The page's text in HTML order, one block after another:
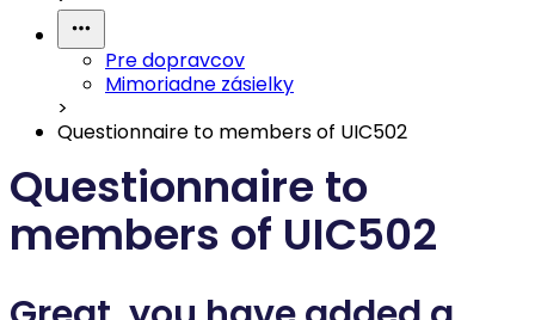
Pre dopravcov
Mimoriadne zásielky
>
Questionnaire to members of UIC502
Questionnaire to
members of UIC502